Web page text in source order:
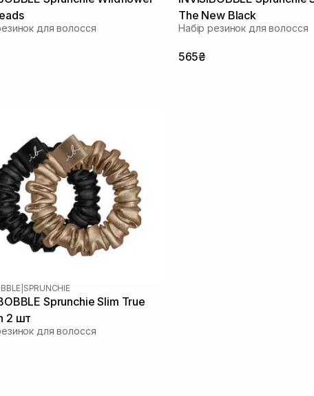
для волосся
The New Black
Набір резинок для волосся
565₴
SPRUNCHIE
Sprunchie Slim True
2 шт
для волосся